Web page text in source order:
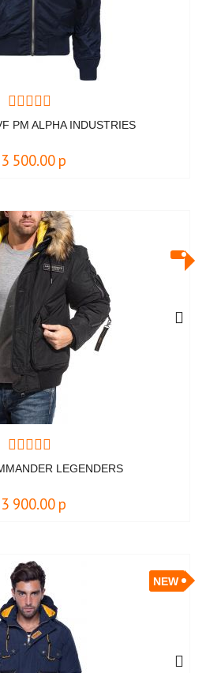
PM ALPHA INDUSTRIES
500.00 р
LEGENDERS
900.00 р
NEW